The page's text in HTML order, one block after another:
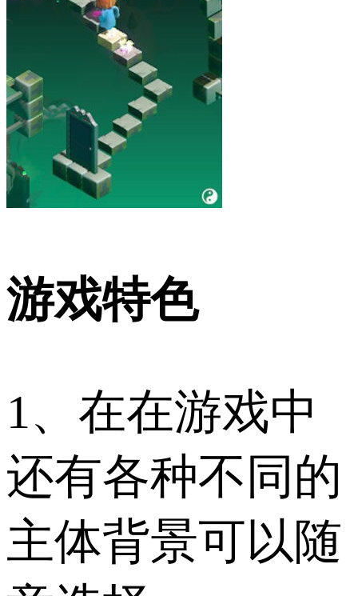
游戏特色
1、在在游戏中
还有各种不同的
主体背景可以随